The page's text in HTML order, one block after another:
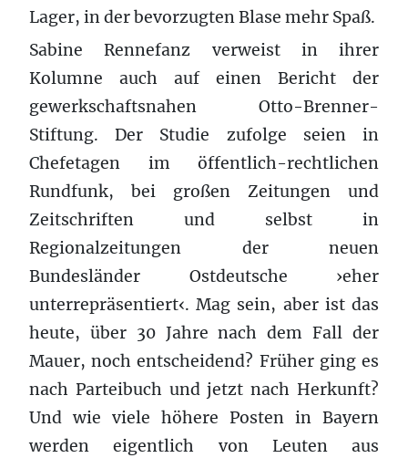
Lager, in der bevorzugten Blase mehr Spaß.
Sabine Rennefanz verweist in ihrer
Kolumne auch auf einen Bericht der
gewerkschaftsnahen Otto-Brenner-
Stiftung. Der Studie zufolge seien in
Chefetagen im öffentlich-rechtlichen
Rundfunk, bei großen Zeitungen und
Zeitschriften und selbst in
Regionalzeitungen der neuen
Bundesländer Ostdeutsche ›eher
unterrepräsentiert‹. Mag sein, aber ist das
heute, über 30 Jahre nach dem Fall der
Mauer, noch entscheidend? Früher ging es
nach Parteibuch und jetzt nach Herkunft?
Und wie viele höhere Posten in Bayern
werden eigentlich von Leuten aus